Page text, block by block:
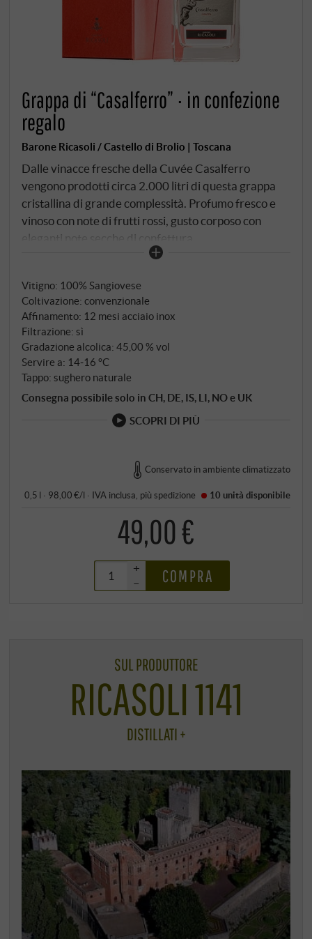
Grappa di “Casalferro” · in confezione
regalo
Barone Ricasoli / Castello di Brolio | Toscana
Dalle vinacce fresche della Cuvée Casalferro
vengono prodotti circa 2.000 litri di questa grappa
cristallina di grande complessità. Profumo fresco e
vinoso con note di frutti rossi, gusto corposo con
eleganti note secche di confettura,
meravigliosamente armonico e di lunga durata.
Vitigno: 100% Sangiovese
Coltivazione: convenzionale
Affinamento: 12 mesi acciaio inox
Filtrazione: sì
Gradazione alcolica: 45,00 % vol
Servire a: 14‑16 °C
Tappo: sughero naturale
Consegna possibile solo in CH, DE, IS, LI, NO e UK
SCOPRI DI PIÙ
Conservato in ambiente climatizzato
0,5 l · 98,00 €/l · IVA inclusa , piùspedizione 10 unità disponibile
49,00 €
+
–
COMPRA
SUL PRODUTTORE
RICASOLI 1141
DISTILLATI +